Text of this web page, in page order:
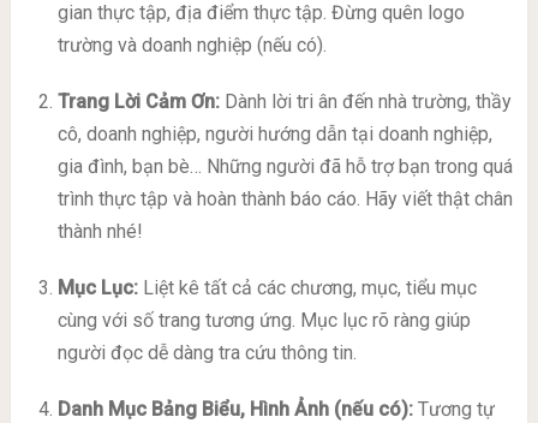
gian thực tập, địa điểm thực tập. Đừng quên logo
trường và doanh nghiệp (nếu có).
Trang Lời Cảm Ơn:Dành lời tri ân đến nhà trường, thầy
cô, doanh nghiệp, người hướng dẫn tại doanh nghiệp,
gia đình, bạn bè… Những người đã hỗ trợ bạn trong quá
trình thực tập và hoàn thành báo cáo. Hãy viết thật chân
thành nhé!
Mục Lục:Liệt kê tất cả các chương, mục, tiểu mục
cùng với số trang tương ứng. Mục lục rõ ràng giúp
người đọc dễ dàng tra cứu thông tin.
Danh Mục Bảng Biểu, Hình Ảnh (nếu có):Tương tự